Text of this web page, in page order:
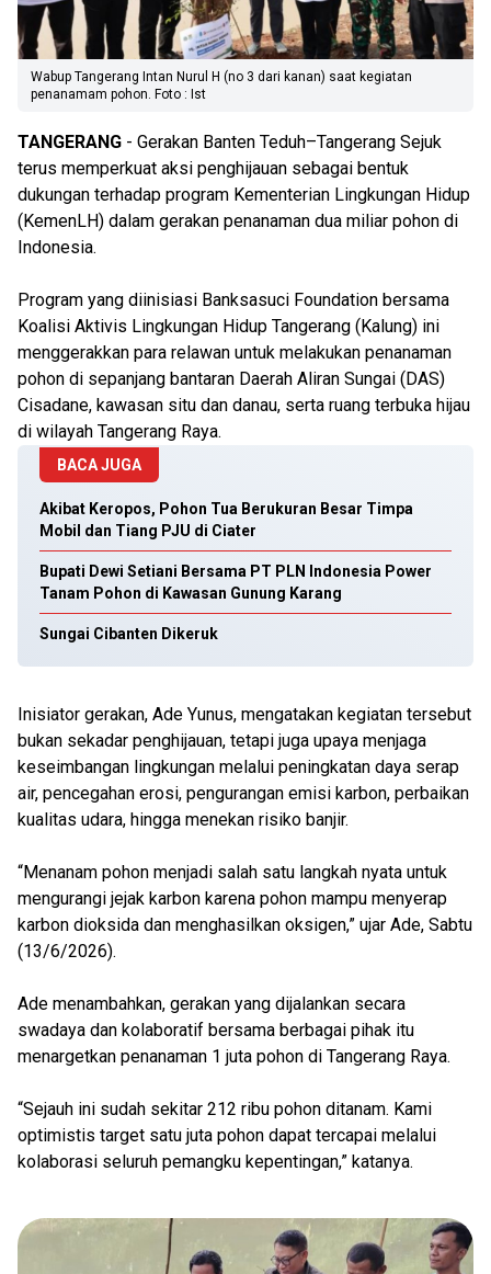
Wabup Tangerang Intan Nurul H (no 3 dari kanan) saat kegiatan
penanamam pohon. Foto : Ist
TANGERANG - Gerakan Banten Teduh–Tangerang Sejuk
terus memperkuat aksi penghijauan sebagai bentuk
dukungan terhadap program Kementerian Lingkungan Hidup
(KemenLH) dalam gerakan penanaman dua miliar pohon di
Indonesia.
Program yang diinisiasi Banksasuci Foundation bersama
Koalisi Aktivis Lingkungan Hidup Tangerang (Kalung) ini
menggerakkan para relawan untuk melakukan penanaman
pohon di sepanjang bantaran Daerah Aliran Sungai (DAS)
Cisadane, kawasan situ dan danau, serta ruang terbuka hijau
di wilayah Tangerang Raya.
BACA JUGA
Akibat Keropos, Pohon Tua Berukuran Besar Timpa
Mobil dan Tiang PJU di Ciater
Bupati Dewi Setiani Bersama PT PLN Indonesia Power
Tanam Pohon di Kawasan Gunung Karang
Sungai Cibanten Dikeruk
Inisiator gerakan, Ade Yunus, mengatakan kegiatan tersebut
bukan sekadar penghijauan, tetapi juga upaya menjaga
keseimbangan lingkungan melalui peningkatan daya serap
air, pencegahan erosi, pengurangan emisi karbon, perbaikan
kualitas udara, hingga menekan risiko banjir.
“Menanam pohon menjadi salah satu langkah nyata untuk
mengurangi jejak karbon karena pohon mampu menyerap
karbon dioksida dan menghasilkan oksigen,” ujar Ade, Sabtu
(13/6/2026).
Ade menambahkan, gerakan yang dijalankan secara
swadaya dan kolaboratif bersama berbagai pihak itu
menargetkan penanaman 1 juta pohon di Tangerang Raya.
“Sejauh ini sudah sekitar 212 ribu pohon ditanam. Kami
optimistis target satu juta pohon dapat tercapai melalui
kolaborasi seluruh pemangku kepentingan,” katanya.